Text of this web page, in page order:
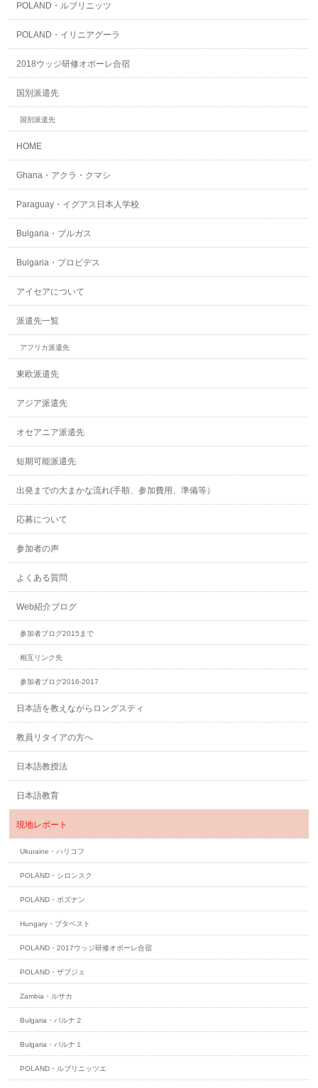
POLAND・ルブリニッツ
POLAND・イリニアグーラ
2018ウッジ研修オポーレ合宿
国別派遣先
国別派遣先
HOME
Ghana・アクラ・クマシ
Paraguay・イグアス日本人学校
Bulgaria・ブルガス
Bulgaria・プロビデス
アイセアについて
派遣先一覧
アフリカ派遣先
東欧派遣先
アジア派遣先
オセアニア派遣先
短期可能派遣先
出発までの大まかな流れ(手順、参加費用、準備等）
応募について
参加者の声
よくある質問
Web紹介ブログ
参加者ブログ2015まで
相互リンク先
参加者ブログ2016-2017
日本語を教えながらロングスティ
教員リタイアの方へ
日本語教授法
日本語教育
現地レポート
Ukuraine・ハリコフ
POLAND・シロンスク
POLAND・ポズナン
Hungary・ブタペスト
POLAND・2017ウッジ研修オポーレ合宿
POLAND・ザブジェ
Zambia・ルサカ
Bulgaria・バルナ２
Bulgaria・バルナ１
POLAND・ルブリニッツエ